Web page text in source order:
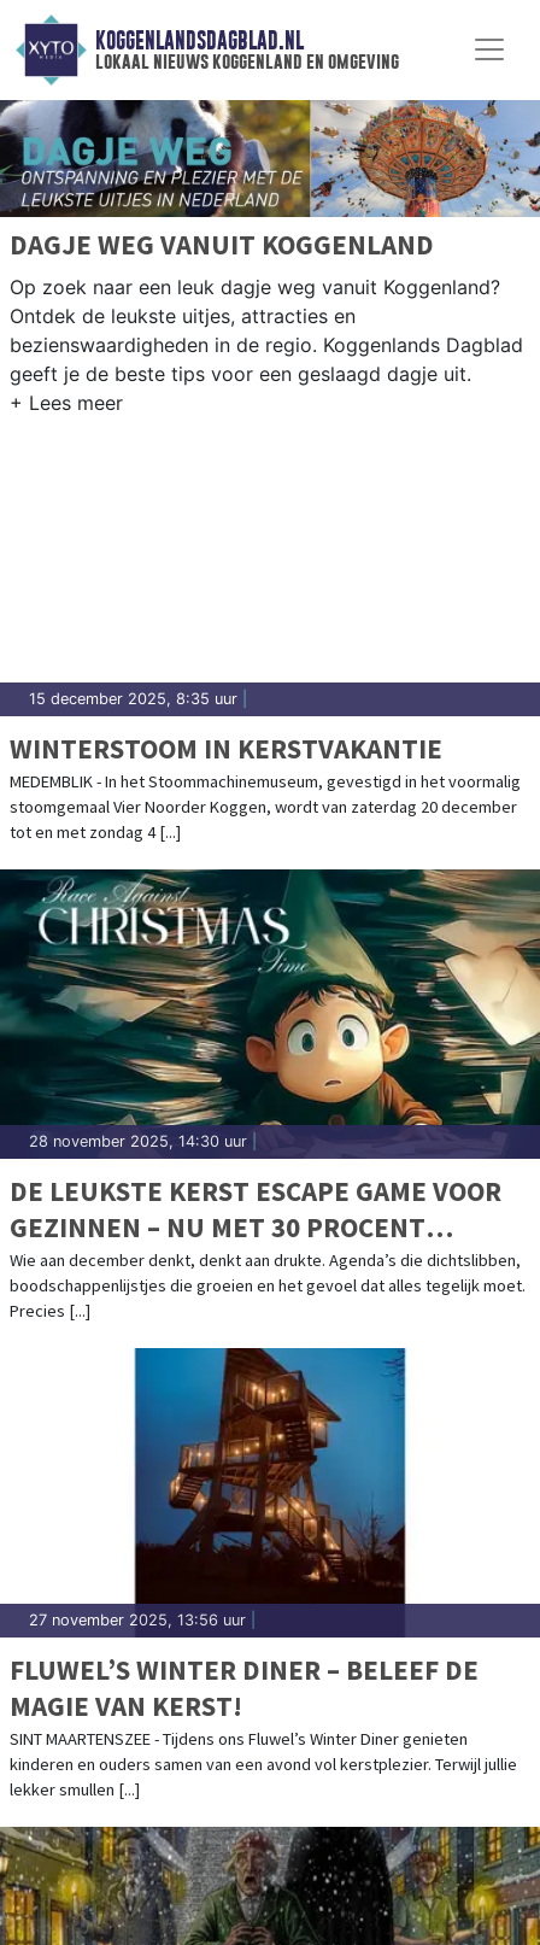
KOGGENLANDSDAGBLAD.NL
lokaal nieuws koggenland en omgeving
DAGJE WEG VANUIT KOGGENLAND
Op zoek naar een leuk dagje weg vanuit Koggenland?
Ontdek de leukste uitjes, attracties en
bezienswaardigheden in de regio. Koggenlands Dagblad
geeft je de beste tips voor een geslaagd dagje uit.
15 december 2025, 8:35 uur
WINTERSTOOM IN KERSTVAKANTIE
MEDEMBLIK - In het Stoommachinemuseum, gevestigd in het voormalig
stoomgemaal Vier Noorder Koggen, wordt van zaterdag 20 december
tot en met zondag 4 [...]
28 november 2025, 14:30 uur
DE LEUKSTE KERST ESCAPE GAME VOOR
GEZINNEN – NU MET 30 PROCENT
KORTING
Wie aan december denkt, denkt aan drukte. Agenda’s die dichtslibben,
boodschappenlijstjes die groeien en het gevoel dat alles tegelijk moet.
Precies [...]
27 november 2025, 13:56 uur
FLUWEL’S WINTER DINER – BELEEF DE
MAGIE VAN KERST!
SINT MAARTENSZEE - Tijdens ons Fluwel’s Winter Diner genieten
kinderen en ouders samen van een avond vol kerstplezier. Terwijl jullie
lekker smullen [...]